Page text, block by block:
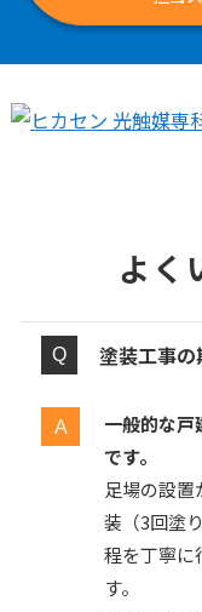
よく
塗装工事の
一般的な戸
です。
足場の設
装（3回塗
程を丁寧に
す。